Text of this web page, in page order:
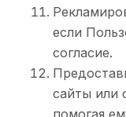
если
согласие.
сайты или
помогая